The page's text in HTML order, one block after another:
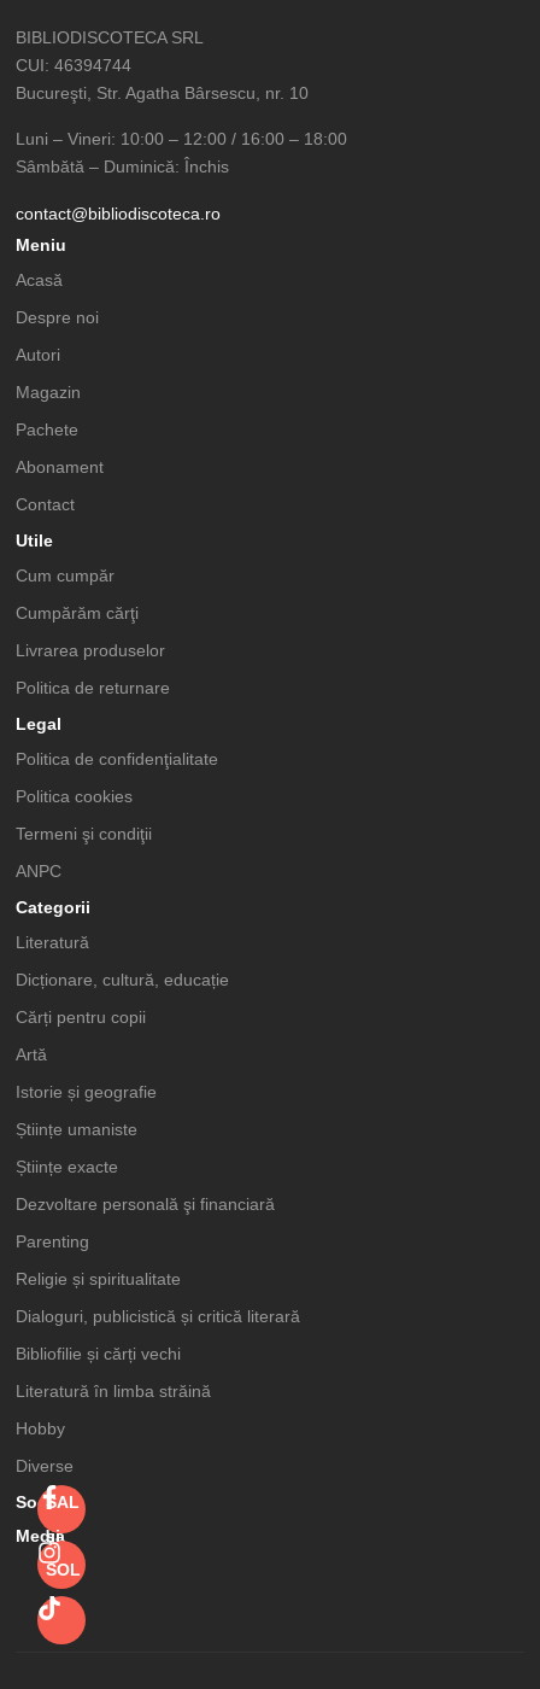
BIBLIODISCOTECA SRL
CUI: 46394744
Bucureşti, Str. Agatha Bârsescu, nr. 10
Luni – Vineri: 10:00 – 12:00 / 16:00 – 18:00
Sâmbătă – Duminică: Închis
contact@bibliodiscoteca.ro
Meniu
Acasă
Despre noi
Autori
Magazin
Pachete
Abonament
Contact
Utile
Cum cumpăr
Cumpărăm cărţi
Livrarea produselor
Politica de returnare
Legal
Politica de confidenţialitate
Politica cookies
Termeni şi condiţii
ANPC
Categorii
Literatură
Dicționare, cultură, educație
Cărți pentru copii
Artă
Istorie și geografie
Științe umaniste
Științe exacte
Dezvoltare personală şi financiară
Parenting
Religie și spiritualitate
Dialoguri, publicistică și critică literară
Bibliofilie și cărți vechi
Literatură în limba străină
Hobby
Diverse
Social
Media
SAL
şi
SOL